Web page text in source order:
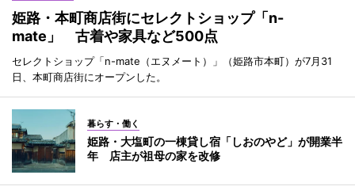
姫路・本町商店街にセレクトショップ「n-
mate」 古着や家具など500点
セレクトショップ「n-mate（エヌメート）」（姫路市本町）が7月31
日、本町商店街にオープンした。
暮らす・働く
姫路・大塩町の一棟貸し宿「しおのやど」が開業半
年 店主が祖母の家を改修